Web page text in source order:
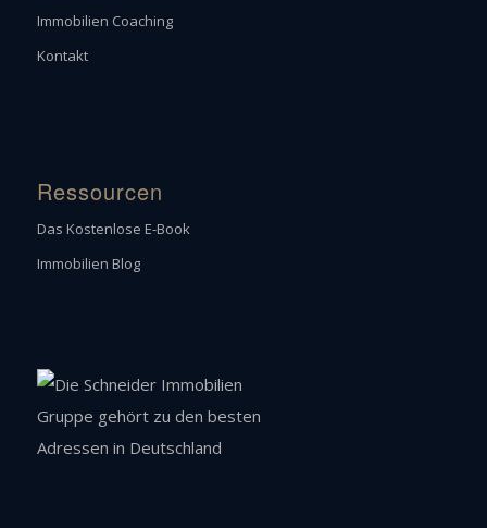
Immobilien Coaching
Kontakt
Ressourcen
Das Kostenlose E-Book
Immobilien Blog